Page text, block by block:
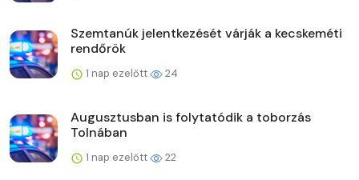
Szemtanúk jelentkezését várják a kecskeméti
rendőrök
1 nap ezelőtt 24
Augusztusban is folytatódik a toborzás
Tolnában
1 nap ezelőtt 22